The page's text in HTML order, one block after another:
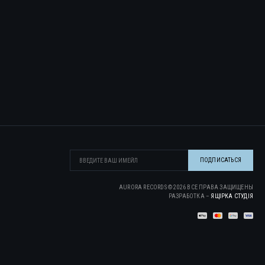
AURORA RECORDS ©2026 ВСЕ ПРАВА ЗАЩИЩЕНЫ
РАЗРАБОТКА – ЯЩІРКА CТУДІЯ